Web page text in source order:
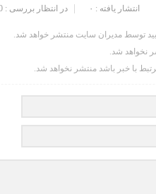
در انتظار بررسی : 0 انتشار یافته : ۰
توسط مدیران سایت منتشر خواهد شد.
نخواهد شد.
با خبر باشد منتشر نخواهد شد.